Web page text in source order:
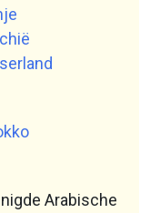
Arabische